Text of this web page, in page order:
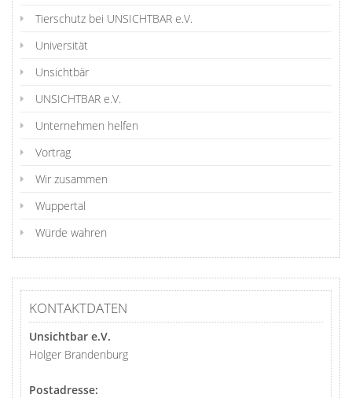
Tierschutz bei UNSICHTBAR e.V.
Universität
Unsichtbär
UNSICHTBAR e.V.
Unternehmen helfen
Vortrag
Wir zusammen
Wuppertal
Würde wahren
KONTAKTDATEN
Unsichtbar e.V.
Holger Brandenburg
Postadresse: